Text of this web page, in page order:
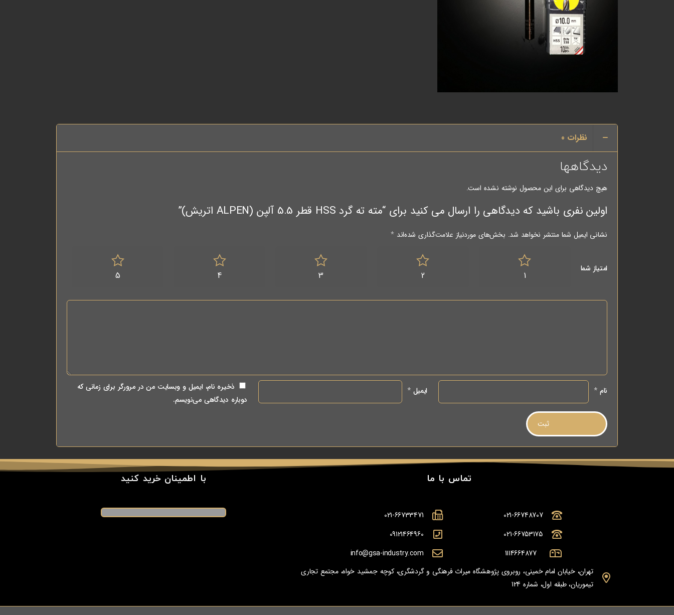
نظرات 0
دیدگاهها
هیچ دیدگاهی برای این محصول نوشته نشده است.
اولین نفری باشید که دیدگاهی را ارسال می کنید برای “مته ته گرد HSS قطر 5.5 آلپن (ALPEN اتریش)”
نشانی ایمیل شما منتشر نخواهد شد. بخش‌های موردنیاز علامت‌گذاری شده‌اند *
امتیاز شما
1
2
3
4
5
نام* ایمیل*
ذخیره نام، ایمیل و وبسایت من در مرورگر برای زمانی که
دوباره دیدگاهی می‌نویسم.
تماس با ما
021-66748707
021-66753175
1114664877
021-66733471
09121464960
info@gsa-industry.com
تهران، خیابان امام خمینی، روبروی پژوهشگاه میراث فرهنگی و گردشگری، کوچه جمشید خواه، مجتمع تجاری
تیموریان، طبقه اول، شماره 124
با اطمینان خرید کنید